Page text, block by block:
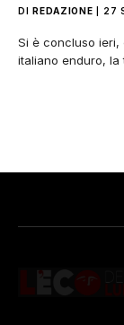
DI REDAZIONE 27
Si è concluso ieri,
italiano enduro,